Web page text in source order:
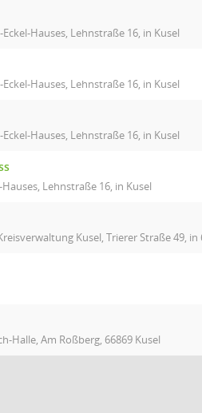
Hauses, Lehnstraße 16, in Kusel
Hauses, Lehnstraße 16, in Kusel
Hauses, Lehnstraße 16, in Kusel
Lehnstraße 16, in Kusel
Kusel, Trierer Straße 49, in
Halle, Am Roßberg, 66869 Kusel